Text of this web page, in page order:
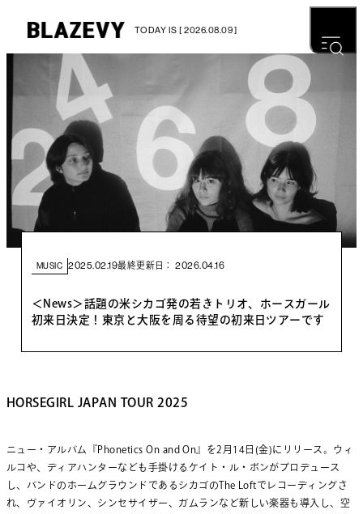
TODAY IS [ 2026.08.09 ]
MUSIC 2025.02.19最終更新日： 2026.04.16
＜News＞話題の米シカゴ発の若きトリオ、ホースガール
初来日決定！東京と大阪を周る待望の初来日ツアーです
HORSEGIRL JAPAN TOUR 2025
ニュー・アルバム『Phonetics On and On』を2月14日(金)にリリース。ウィ
ルコや、 ディアハンターなども手掛けるケイト・ル・ ボンがプロデュース
し、 バンドのホームグラウンドであるシカゴのThe Loftでレコーディングさ
れ、ヴァイオリン、シンセサイザー、 ガムランなど新しい楽器も導入し、 空